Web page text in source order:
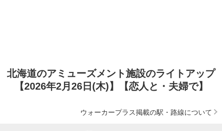
北海道のアミューズメント施設のライトアップ
【2026年2月26日(木)】【恋人と・夫婦で】
ウォーカープラス掲載の駅・路線について